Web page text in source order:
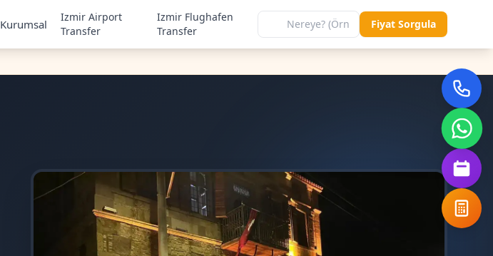
Kurumsal
Izmir Airport
Transfer
Izmir Flughafen
Transfer
Fiyat Sorgula